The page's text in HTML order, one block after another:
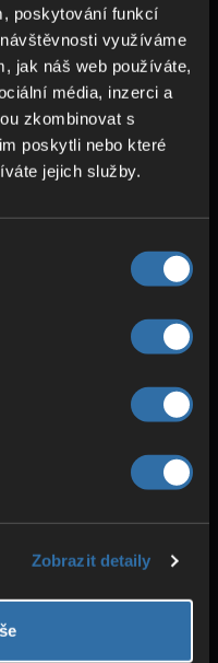
využíváme
jak náš web používáte,
média, inzerci a
zkombinovat s
poskytli nebo které
jejich služby.
& AMD
napájení